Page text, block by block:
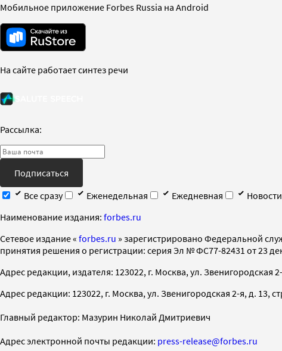
Мобильное приложение Forbes Russia на Android
На сайте работает синтез речи
Рассылка:
Подписаться
Все сразу
Еженедельная Ежедневная
Наименование издания: forbes.ru
Cетевое издание « forbes.ru » зарегистрировано Федеральной
принятия решения о регистрации: серия Эл № ФС77-82431 от 23
Адрес редакции, издателя: 123022, г. Москва, ул. Звенигородская
Адрес редакции: 123022, г. Москва, ул. Звенигородская 2-я, д. 13,
Главный редактор: Мазурин Николай Дмитриевич
Адрес электронной почты редакции: press-release@forbes.ru